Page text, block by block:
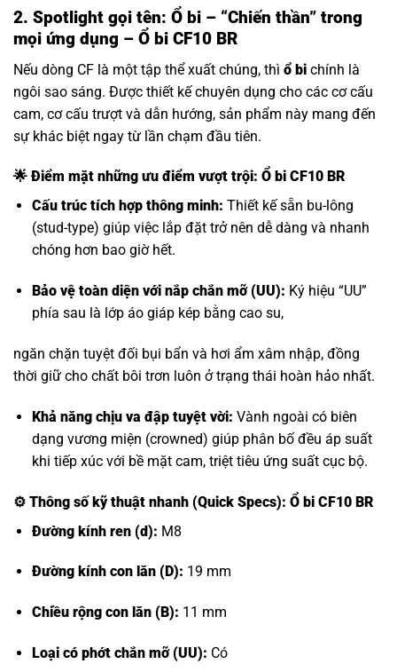
2. Spotlight gọi tên: Ổ bi – “Chiến thần” trong
mọi ứng dụng – Ổ bi CF10 BR
Nếu dòng CF là một tập thể xuất chúng, thì ổ bi chính là
ngôi sao sáng. Được thiết kế chuyên dụng cho các cơ cấu
cam, cơ cấu trượt và dẫn hướng, sản phẩm này mang đến
sự khác biệt ngay từ lần chạm đầu tiên.
🌟 Điểm mặt những ưu điểm vượt trội: Ổ bi CF10 BR
Cấu trúc tích hợp thông minh: Thiết kế sẵn bu-lông
(stud-type) giúp việc lắp đặt trở nên dễ dàng và nhanh
chóng hơn bao giờ hết.
Bảo vệ toàn diện với nắp chắn mỡ (UU): Ký hiệu “UU”
phía sau là lớp áo giáp kép bằng cao su,
ngăn chặn tuyệt đối bụi bẩn và hơi ẩm xâm nhập, đồng
thời giữ cho chất bôi trơn luôn ở trạng thái hoàn hảo nhất.
Khả năng chịu va đập tuyệt vời: Vành ngoài có biên
dạng vương miện (crowned) giúp phân bố đều áp suất
khi tiếp xúc với bề mặt cam, triệt tiêu ứng suất cục bộ.
⚙️ Thông số kỹ thuật nhanh (Quick Specs): Ổ bi CF10 BR
Đường kính ren (d): M8
Đường kính con lăn (D): 19 mm
Chiều rộng con lăn (B): 11 mm
Loại có phớt chắn mỡ (UU): Có